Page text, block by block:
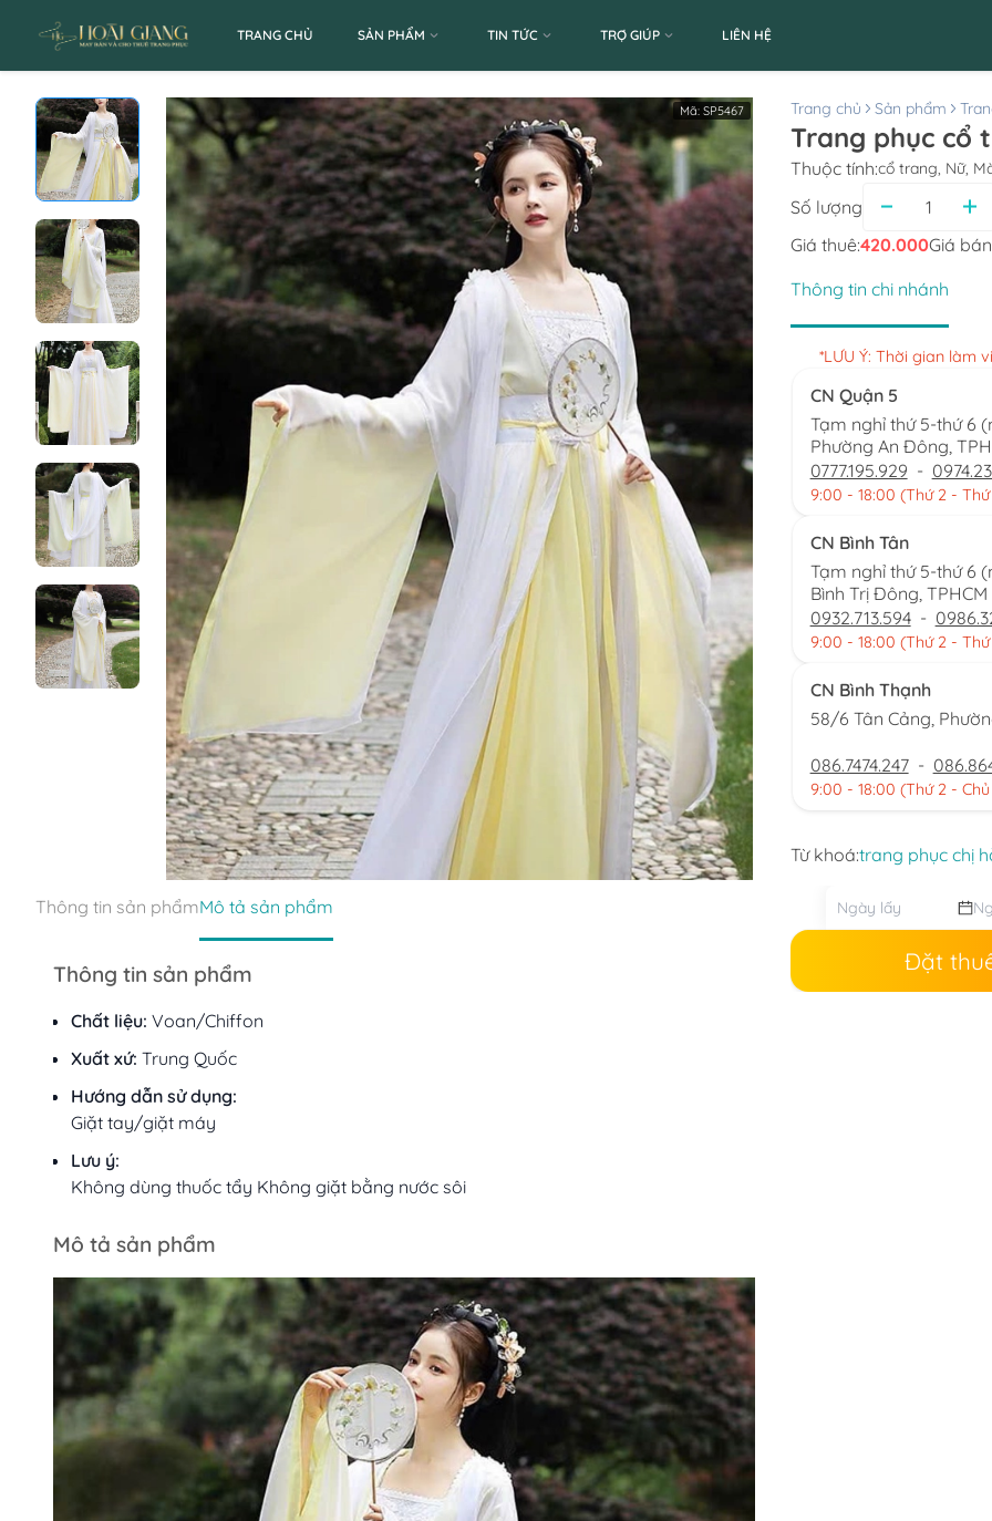
TRANG CHỦ SẢN PHẨM TIN TỨC TRỢ GIÚP LIÊN HỆ
Mã: SP5467
Thông tin sản phẩmMô tả sản phẩm
Thông tin sản phẩm
Chất liệu: Voan/Chiffon
Xuất xứ: Trung Quốc
Hướng dẫn sử dụng:
Giặt tay/giặt máy
Lưu ý:
Không dùng thuốc tẩy Không giặt bằng nước sôi
Mô tả sản phẩm
Trang chủ Sản phẩm
Trang phục cổ
Thuộc tính:cổ trang, Nữ,
Số lượng
Giá thuê:420.000Giá
Thông tin chi nhánh
*LƯU Ý: Thời gian làm
CN Quận 5
Tạm nghỉ thứ 5-thứ 6
Phường An Đông,
0777.195.929 -
9:00 - 18:00 (Thứ 2 - Thứ
CN Bình Tân
Tạm nghỉ thứ 5-thứ 6
Bình Trị Đông, TPHCM
0932.713.594 -
9:00 - 18:00 (Thứ 2 - Thứ
CN Bình Thạnh
58/6 Tân Cảng,
086.7474.247 -
9:00 - 18:00 (Thứ 2 -
Từ khoá:trang phục chị
Đặt